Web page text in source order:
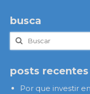
busca
Buscar
por:
posts recentes
Por que investir